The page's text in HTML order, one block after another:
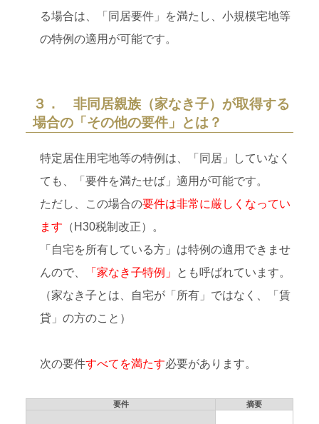
る場合は、「同居要件」を満たし、小規模宅地等
の特例の適用が可能です。
３． 非同居親族（家なき子）が取得する
場合の「その他の要件」とは？
特定居住用宅地等の特例は、「同居」していなく
ても、「要件を満たせば」適用が可能です。
ただし、この場合の要件は非常に厳しくなってい
ます （H30税制改正）。
「自宅を所有している方」は特例の適用できませ
んので、
「家なき子特例」
とも呼ばれています。
（家なき子とは、自宅が「所有」ではなく、「賃
貸」の方のこと）
次の要件すべてを満たす必要があります。
要件 摘要